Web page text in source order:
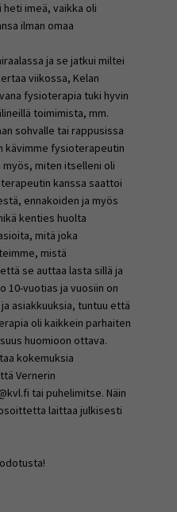
heti imeä, vaikka oli
ilman omaa
ja se jatkui miltei
viikossa, Kelan
fysioterapia tuki hyvin
toimimista, mm.
sohvalle tai rappusissa
kävimme fysioterapeutin
myös, miten itselleni oli
kanssa saattoi
ennakoiden ja myös
kenties huolta
mitä joka
mistä
se auttaa lasta sillä ja
10-vuotias ja vuosiin on
asiakkuuksia, tuntuu että
oli kaikkein parhaiten
huomioon ottava.
kokemuksia
Vernerin
tai puhelimitse. Näin
laittaa julkisesti